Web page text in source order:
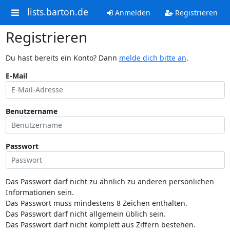
lists.barton.de Anmelden Registrieren
Registrieren
Du hast bereits ein Konto? Dann melde dich bitte an.
E-Mail
Benutzername
Passwort
Das Passwort darf nicht zu ähnlich zu anderen persönlichen
Informationen sein.
Das Passwort muss mindestens 8 Zeichen enthalten.
Das Passwort darf nicht allgemein üblich sein.
Das Passwort darf nicht komplett aus Ziffern bestehen.